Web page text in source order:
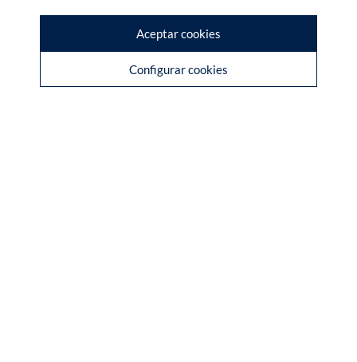
Aceptar cookies
Configurar cookies